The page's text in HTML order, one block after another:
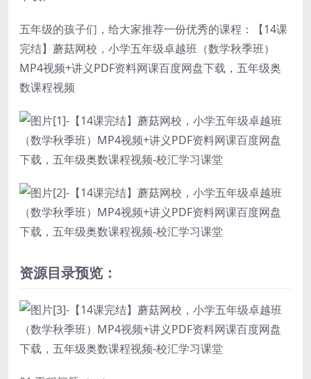
五年级的孩子们，给大家推荐一份优秀的课程：【14课
完结】蘑菇网校，小学五年级卓越班（数学秋季班）
MP4视频+讲义PDF资料网课百度网盘下载，五年级奥
数课程视频
资源目录预览：